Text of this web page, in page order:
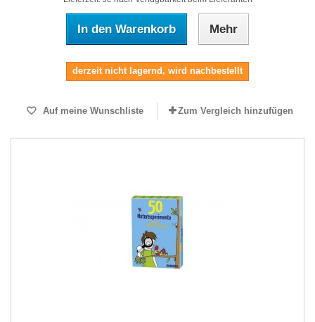
In den Warenkorb Mehr
derzeit nicht lagernd, wird nachbestellt
Auf meine Wunschliste Zum Vergleich hinzufügen